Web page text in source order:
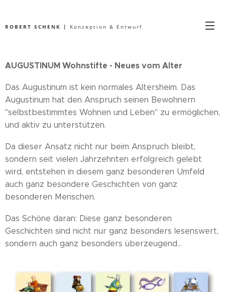
ROBERT SCHENK | Konzeption & Entwurf
AUGUSTINUM Wohnstifte - Neues vom Alter
Das Augustinum ist kein normales Altersheim. Das
Augustinum hat den Anspruch seinen Bewohnern
"selbstbestimmtes Wohnen und Leben" zu ermöglichen,
und aktiv zu unterstützen.
Da dieser Ansatz nicht nur beim Anspruch bleibt,
sondern seit vielen Jahrzehnten erfolgreich gelebt
wird, entstehen in diesem ganz besonderen Umfeld
auch ganz besondere Geschichten von ganz
besonderen Menschen.
Das Schöne daran: Diese ganz besonderen
Geschichten sind nicht nur ganz besonders lesenswert,
sondern auch ganz besonders überzeugend...